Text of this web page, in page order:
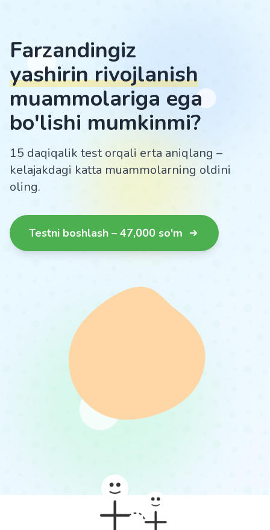
Farzandingiz
yashirin rivojlanish
muammolariga ega
bo'lishi mumkinmi?
15 daqiqalik test orqali erta aniqlang –
kelajakdagi katta muammolarning oldini
oling.
Testni boshlash – 47,000 so'm